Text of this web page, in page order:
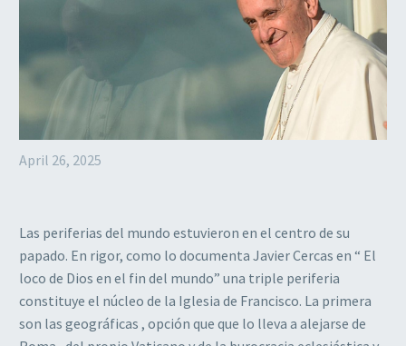
April 26, 2025
Las periferias del mundo estuvieron en el centro de su
papado. En rigor, como lo documenta Javier Cercas en “ El
loco de Dios en el fin del mundo” una triple periferia
constituye el núcleo de la Iglesia de Francisco. La primera
son las geográficas , opción que que lo lleva a alejarse de